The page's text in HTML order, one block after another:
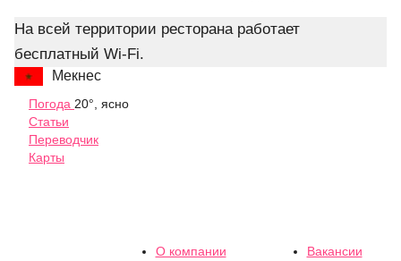
На всей территории ресторана работает
бесплатный Wi-Fi.
Мекнес
Погода 20°, ясно
Статьи
Переводчик
Карты
О компании Вакансии